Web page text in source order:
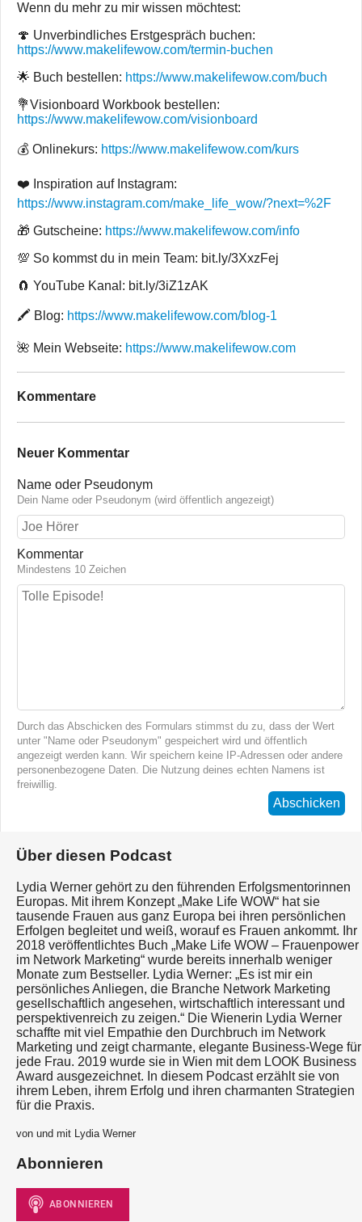
Wenn du mehr zu mir wissen möchtest:
🍄 Unverbindliches Erstgespräch buchen:
https://www.makelifewow.com/termin-buchen
🌟 Buch bestellen: https://www.makelifewow.com/buch
💐Visionboard Workbook bestellen:
https://www.makelifewow.com/visionboard
💰 Onlinekurs: https://www.makelifewow.com/kurs
❤️ Inspiration auf Instagram:
https://www.instagram.com/make_life_wow/?next=%2F
🎁 Gutscheine: https://www.makelifewow.com/info
💯 So kommst du in mein Team: bit.ly/3XxzFej
🧲 YouTube Kanal: bit.ly/3iZ1zAK
🖍 Blog: https://www.makelifewow.com/blog-1
🌺 Mein Webseite: https://www.makelifewow.com
Kommentare
Neuer Kommentar
Name oder Pseudonym
Dein Name oder Pseudonym (wird öffentlich angezeigt)
Kommentar
Mindestens 10 Zeichen
Durch das Abschicken des Formulars stimmst du zu, dass der Wert
unter "Name oder Pseudonym" gespeichert wird und öffentlich
angezeigt werden kann. Wir speichern keine IP-Adressen oder andere
personenbezogene Daten. Die Nutzung deines echten Namens ist
freiwillig.
Abschicken
Über diesen Podcast
Lydia Werner gehört zu den führenden Erfolgsmentorinnen
Europas. Mit ihrem Konzept „Make Life WOW“ hat sie
tausende Frauen aus ganz Europa bei ihren persönlichen
Erfolgen begleitet und weiß, worauf es Frauen ankommt. Ihr
2018 veröffentlichtes Buch „Make Life WOW – Frauenpower
im Network Marketing“ wurde bereits innerhalb weniger
Monate zum Bestseller. Lydia Werner: „Es ist mir ein
persönliches Anliegen, die Branche Network Marketing
gesellschaftlich angesehen, wirtschaftlich interessant und
perspektivenreich zu zeigen.“ Die Wienerin Lydia Werner
schaffte mit viel Empathie den Durchbruch im Network
Marketing und zeigt charmante, elegante Business-Wege für
jede Frau. 2019 wurde sie in Wien mit dem LOOK Business
Award ausgezeichnet. In diesem Podcast erzählt sie von
ihrem Leben, ihrem Erfolg und ihren charmanten Strategien
für die Praxis.
von und mit Lydia Werner
Abonnieren